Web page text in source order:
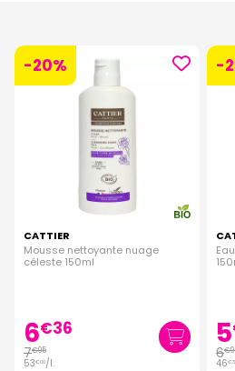
allié de taille pour apaiser et
qu’elle soit sèche, à tendance
sensible aux impuretés.
-20%
CATTIER
Mousse nettoyante nuage
céleste 150ml
6€36
7€95
53€00/l.
-
5
6€
46€